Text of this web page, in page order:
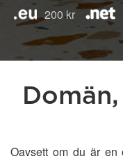
200 kr
Oavsett om du är en